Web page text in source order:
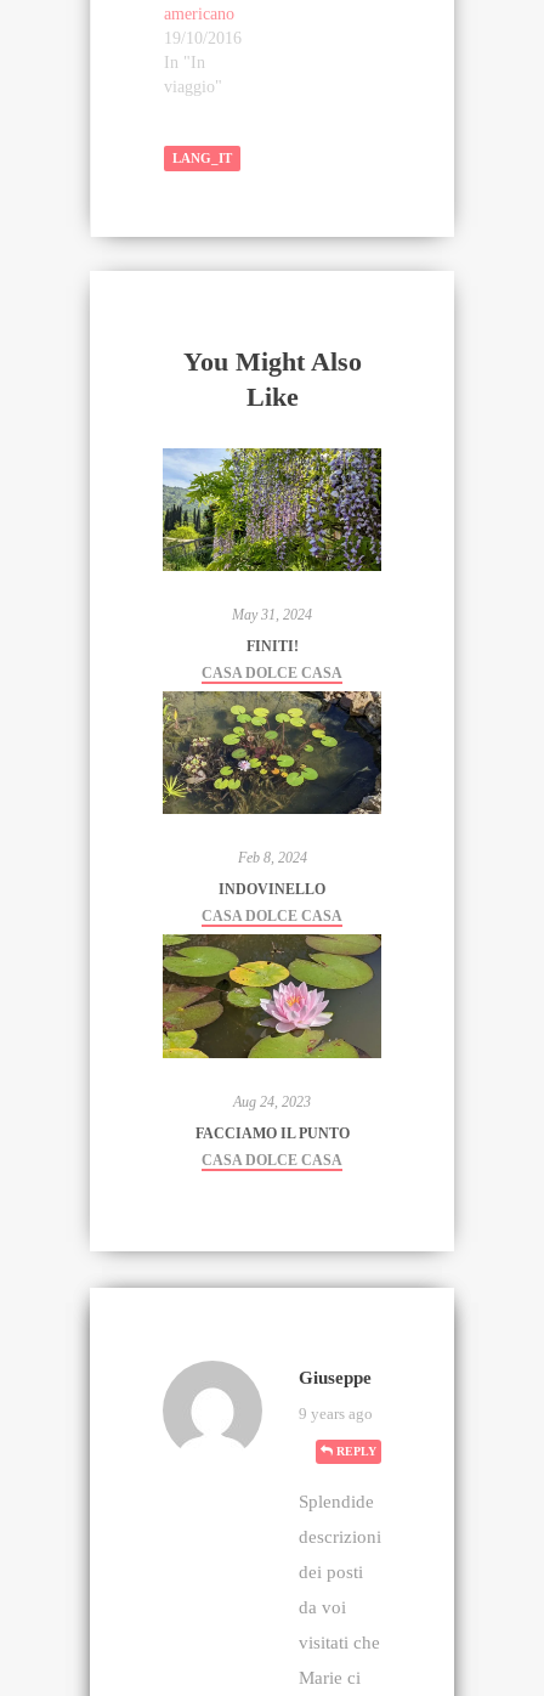
americano
19/10/2016
In "In
viaggio"
LANG_IT
You Might Also
Like
May 31, 2024
FINITI!
CASA DOLCE CASA
Feb 8, 2024
INDOVINELLO
CASA DOLCE CASA
Aug 24, 2023
FACCIAMO IL PUNTO
CASA DOLCE CASA
Giuseppe
9 years ago
REPLY
Splendide
descrizioni
dei posti
da voi
visitati che
Marie ci